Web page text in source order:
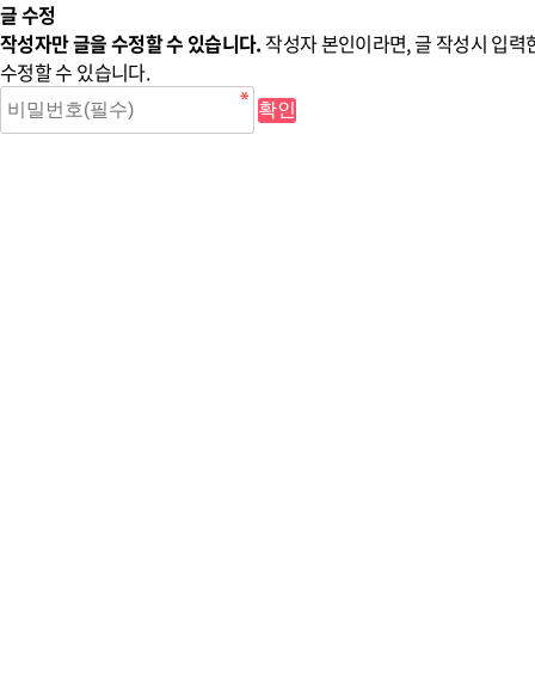
글 수정
작성자만 글을 수정할 수 있습니다. 작성자 본인이라면, 글 작성시 입
수정할 수 있습니다.